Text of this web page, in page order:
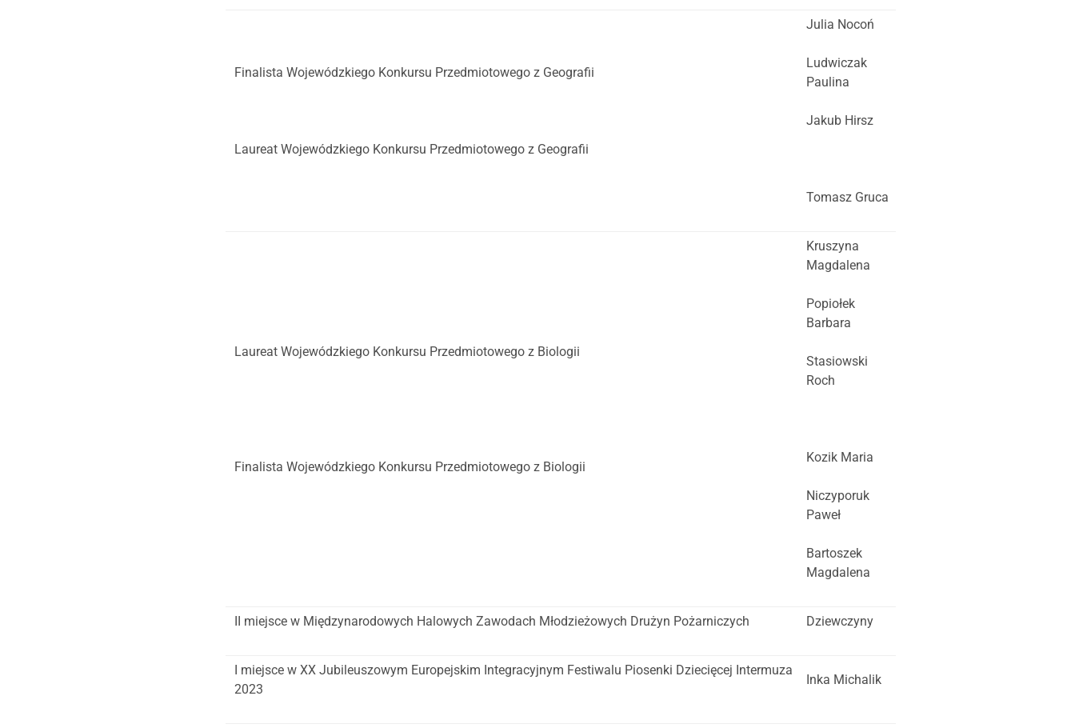
Finalista Wojewódzkiego Konkursu Przedmiotowego z Geografii
Laureat Wojewódzkiego Konkursu Przedmiotowego z Geografii
Julia Nocoń
Ludwiczak
Paulina
Jakub Hirsz
Tomasz Gruca
Laureat Wojewódzkiego Konkursu Przedmiotowego z Biologii
Finalista Wojewódzkiego Konkursu Przedmiotowego z Biologii
Kruszyna
Magdalena
Popiołek
Barbara
Stasiowski
Roch
Kozik Maria
Niczyporuk
Paweł
Bartoszek
Magdalena
II miejsce w Międzynarodowych Halowych Zawodach Młodzieżowych Drużyn Pożarniczych Dziewczyny
I miejsce w XX Jubileuszowym Europejskim Integracyjnym Festiwalu Piosenki Dziecięcej Intermuza
2023
Inka Michalik